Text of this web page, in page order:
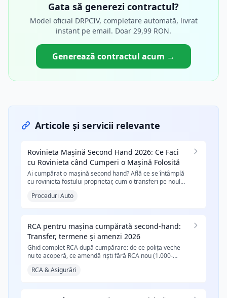
Gata să generezi contractul?
Model oficial DRPCIV, completare automată, livrat
instant pe email. Doar 29,99 RON.
Generează contractul acum →
Articole și servicii relevante
Rovinieta Mașină Second Hand 2026: Ce Faci
cu Rovinieta când Cumperi o Mașină Folosită
Ai cumpărat o mașină second hand? Află ce se întâmplă
cu rovinieta fostului proprietar, cum o transferi pe noul
complet 2026.
Proceduri Auto
RCA pentru mașina cumpărată second-hand:
Transfer, termene și amenzi 2026
Ghid complet RCA după cumpărare: de ce polița veche
nu te acoperă, ce amendă riști fără RCA nou (1.000-
pentru încheierea online imediat după semnarea
RCA & Asigurări